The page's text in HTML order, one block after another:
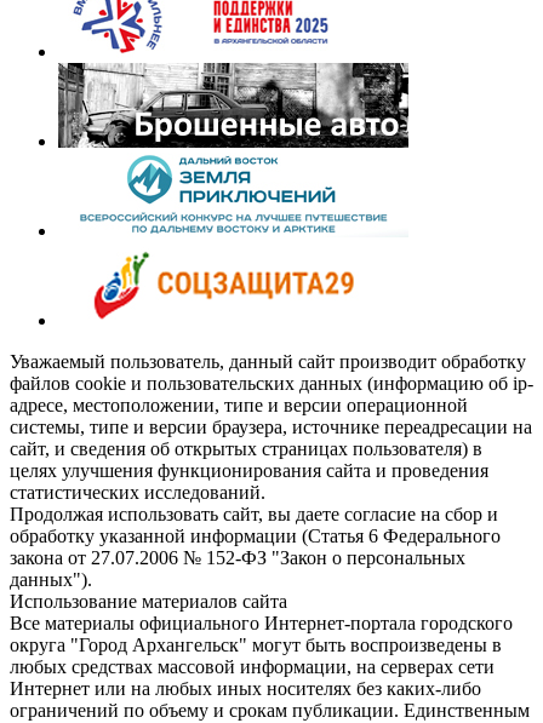
Уважаемый пользователь, данный сайт производит обработку
файлов cookie и пользовательских данных (информацию об ip-
адресе, местоположении, типе и версии операционной
системы, типе и версии браузера, источнике переадресации на
сайт, и сведения об открытых страницах пользователя) в
целях улучшения функционирования сайта и проведения
статистических исследований.
Продолжая использовать сайт, вы даете согласие на сбор и
обработку указанной информации (Статья 6 Федерального
закона от 27.07.2006 № 152-ФЗ "Закон о персональных
данных").
Использование материалов сайта
Все материалы официального Интернет-портала городского
округа "Город Архангельск" могут быть воспроизведены в
любых средствах массовой информации, на серверах сети
Интернет или на любых иных носителях без каких-либо
ограничений по объему и срокам публикации. Единственным